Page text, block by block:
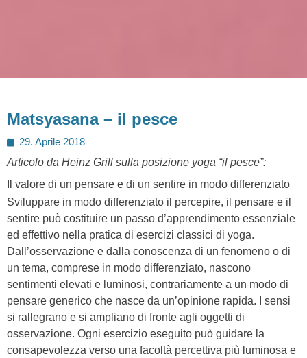
Matsyasana – il pesce
Posted
on
29. Aprile 2018
Articolo da Heinz Grill sulla posizione yoga “il pesce”:
Il valore di un pensare e di un sentire in modo differenziato
Sviluppare in modo differenziato il percepire, il pensare e il
sentire può costituire un passo d’apprendimento essenziale
ed effettivo nella pratica di esercizi classici di yoga.
Dall’osservazione e dalla conoscenza di un fenomeno o di
un tema, comprese in modo differenziato, nascono
sentimenti elevati e luminosi, contrariamente a un modo di
pensare generico che nasce da un’opinione rapida. I sensi
si rallegrano e si ampliano di fronte agli oggetti di
osservazione. Ogni esercizio eseguito può guidare la
consapevolezza verso una facoltà percettiva più luminosa e